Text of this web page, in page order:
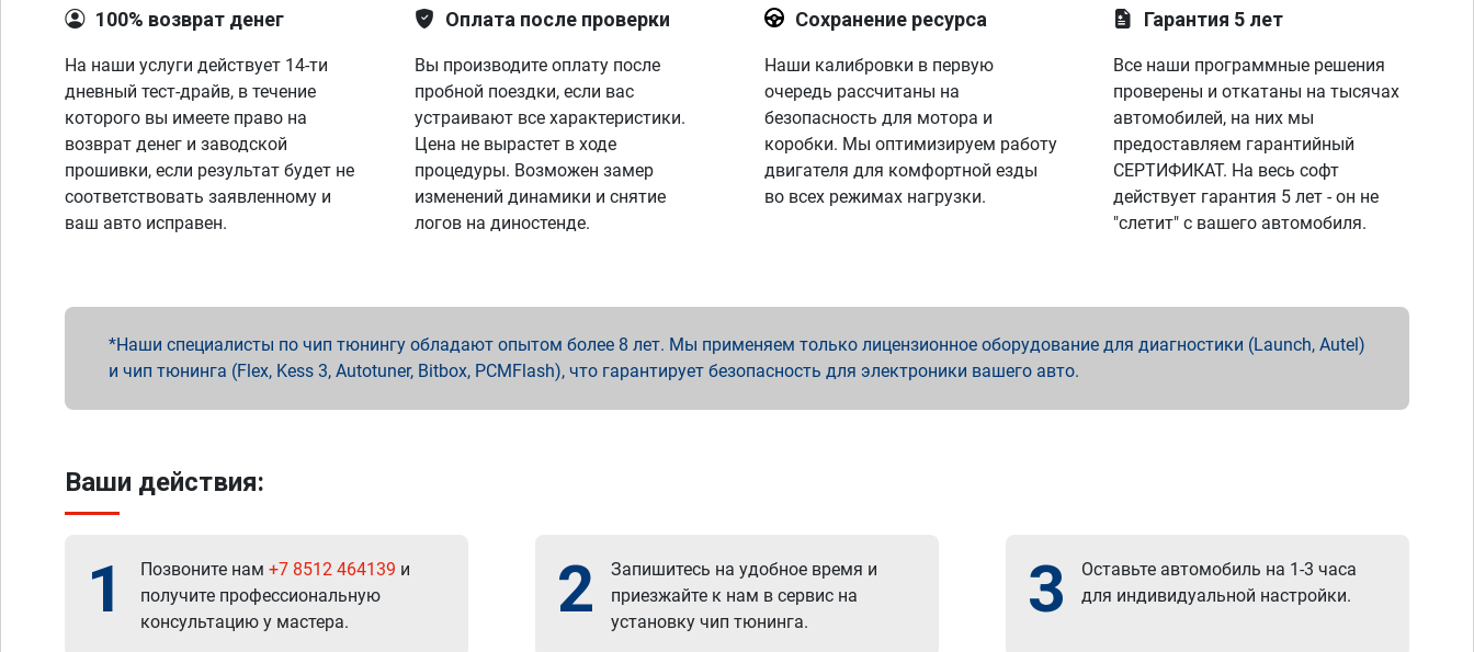
100% возврат денег
На наши услуги действует 14-ти
дневный тест-драйв, в течение
которого вы имеете право на
возврат денег и заводской
прошивки, если результат будет не
соответствовать заявленному и
ваш авто исправен.
Оплата после проверки
Вы производите оплату после
пробной поездки, если вас
устраивают все характеристики.
Цена не вырастет в ходе
процедуры. Возможен замер
изменений динамики и снятие
логов на диностенде.
Сохранение ресурса
Наши калибровки в первую
очередь рассчитаны на
безопасность для мотора и
коробки. Мы оптимизируем работу
двигателя для комфортной езды
во всех режимах нагрузки.
Гарантия 5 лет
Все наши программные решения
проверены и откатаны на тысячах
автомобилей, на них мы
предоставляем гарантийный
СЕРТИФИКАТ. На весь софт
действует гарантия 5 лет - он не
"слетит" с вашего автомобиля.
Наши специалисты по чип тюнингу обладают опытом более 8 лет. Мы применяем только лицензионное оборудование для диагностики (Launch, Autel)
и чип тюнинга (Flex, Kess 3, Autotuner, Bitbox, PCMFlash), что гарантирует безопасность для электроники вашего авто.
Ваши действия:
1 Позвоните нам +7 8512 464139 и
получите профессиональную
консультацию у мастера.
2
Запишитесь на удобное время и
приезжайте к нам в сервис на
установку чип тюнинга.
3
Оставьте автомобиль на 1-3 часа
для индивидуальной настройки.